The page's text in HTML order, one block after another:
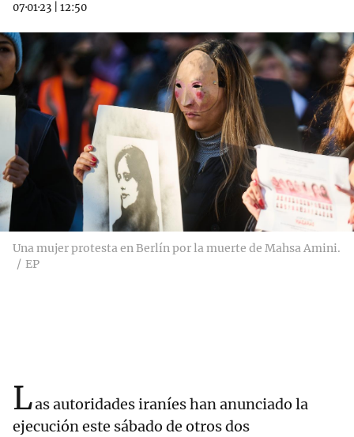
07·01·23
12:50
Una mujer protesta en Berlín por la muerte de Mahsa Amini.
EP
Las autoridades iraníes han anunciado la
ejecución este sábado de otros dos